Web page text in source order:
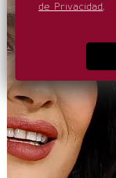
de Privacidad.